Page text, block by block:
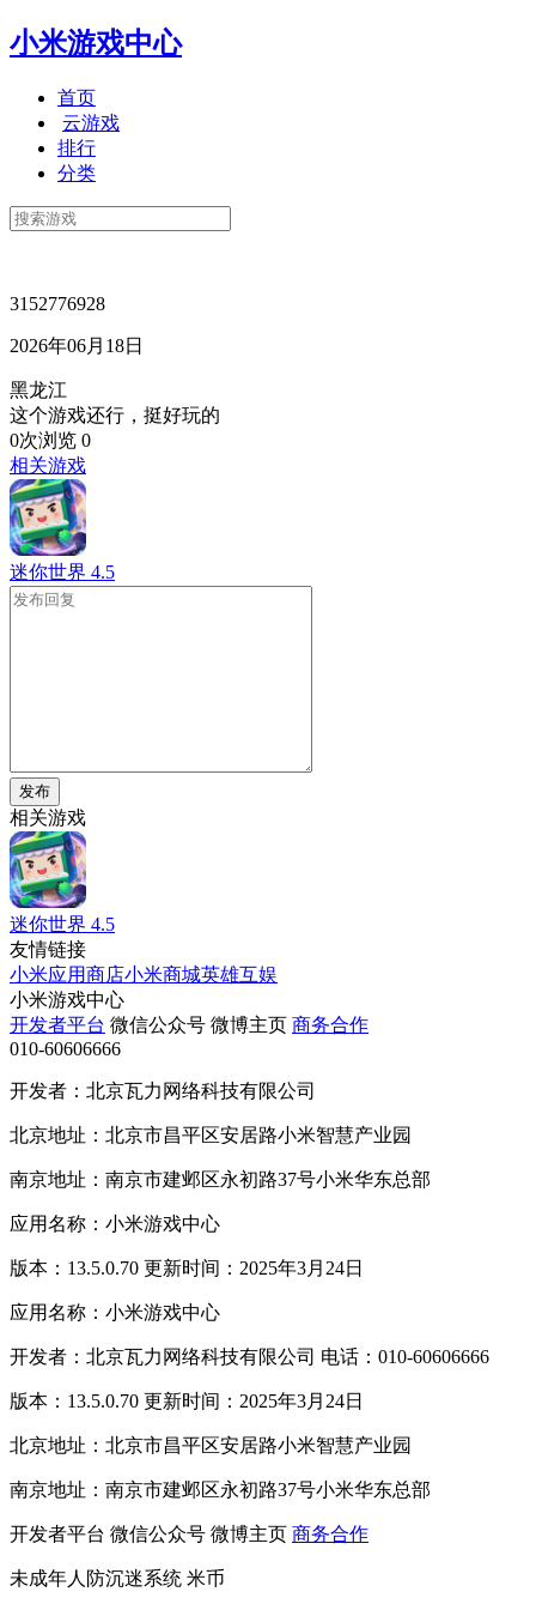
小米游戏中心
首页
云游戏
排行
分类
3152776928
2026年06月18日
黑龙江
这个游戏还行，挺好玩的
0次浏览 0
相关游戏
迷你世界 4.5
发布
相关游戏
迷你世界 4.5
友情链接
小米应用商店小米商城英雄互娱
小米游戏中心
开发者平台 微信公众号 微博主页 商务合作
010-60606666
开发者：北京瓦力网络科技有限公司
北京地址：北京市昌平区安居路小米智慧产业园
南京地址：南京市建邺区永初路37号小米华东总部
应用名称：小米游戏中心
版本：13.5.0.70 更新时间：2025年3月24日
应用名称：小米游戏中心
开发者：北京瓦力网络科技有限公司 电话：010-60606666
版本：13.5.0.70 更新时间：2025年3月24日
北京地址：北京市昌平区安居路小米智慧产业园
南京地址：南京市建邺区永初路37号小米华东总部
开发者平台 微信公众号 微博主页 商务合作
未成年人防沉迷系统 米币